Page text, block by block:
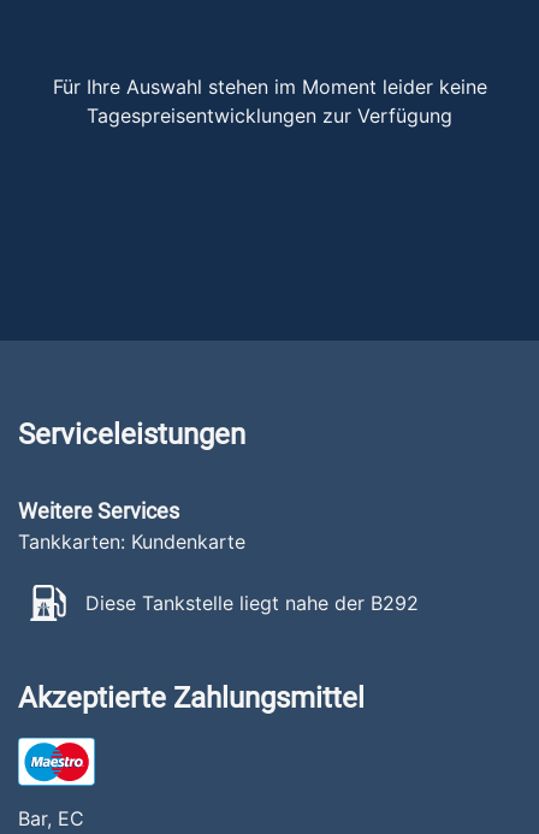
Für Ihre Auswahl stehen im Moment leider keine
Tagespreisentwicklungen zur Verfügung
Serviceleistungen
Weitere Services
Tankkarten: Kundenkarte
Diese Tankstelle liegt nahe der B292
Akzeptierte Zahlungsmittel
Bar, EC